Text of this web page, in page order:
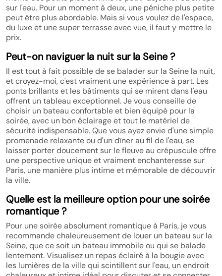
sur l'eau. Pour un moment à deux, une péniche plus petite
peut être plus abordable. Mais si vous voulez de l'espace,
du luxe et une super terrasse avec vue, il faut y mettre le
prix.
Peut-on naviguer la nuit sur la Seine ?
Il est tout à fait possible de se balader sur la Seine la nuit,
et croyez-moi, c'est vraiment une expérience à part. Les
ponts brillants et les bâtiments qui se mirent dans l'eau
offrent un tableau exceptionnel. Je vous conseille de
choisir un bateau confortable et bien équipé pour la
soirée, avec un bon éclairage et tout le matériel de
sécurité indispensable. Que vous ayez envie d'une simple
promenade relaxante ou d'un dîner au fil de l'eau, se
laisser porter doucement sur le fleuve au crépuscule offre
une perspective unique et vraiment enchanteresse sur
Paris, une manière plus intime et mémorable de découvrir
la ville.
Quelle est la meilleure option pour une soirée
romantique ?
Pour une soirée absolument romantique à Paris, je vous
recommande chaleureusement de louer un bateau sur la
Seine, que ce soit un bateau immobile ou qui se balade
lentement. Visualisez un repas éclairé à la bougie avec
les lumières de la ville qui scintillent sur l'eau, un endroit